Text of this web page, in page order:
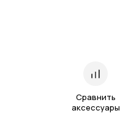
Сравнить
аксессуары